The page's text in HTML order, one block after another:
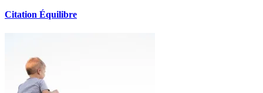
Citation Équilibre